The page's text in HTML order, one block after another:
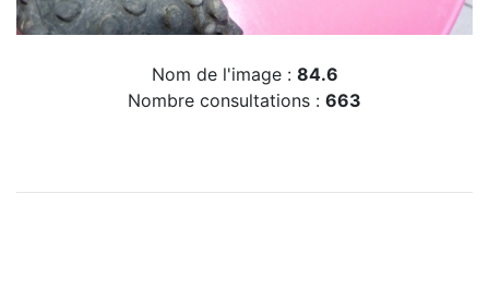
Nom de l'image : 84.6
Nombre consultations : 663